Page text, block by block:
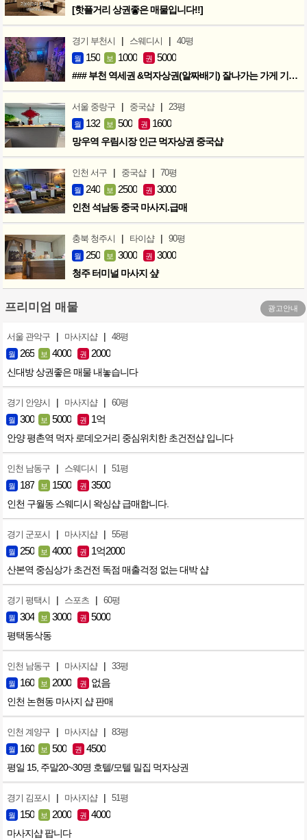
[핫플거리 상권좋은 매물입니다!!]
경기 부천시 | 스웨디시 | 40평
월 150 보 1000 권 5000
### 부천 역세권 &먹자상권(알짜배기) 잘나가는 가게 기회입니다 ###
서울 중랑구 | 중국샵 | 23평
월 132 보 500 권 1600
망우역 우림시장 인근 먹자상권 중국샵
인천 서구 | 중국샵 | 70평
월 240 보 2500 권 3000
인천 석남동 중국 마사지.급매
충북 청주시 | 타이샵 | 90평
월 250 보 3000 권 3000
청주 터미널 마사지 샾
프리미엄 매물 광고안내
서울 관악구 | 마사지샵 | 48평
월 265 보 4000 권 2000
신대방 상권좋은 매물 내놓습니다
경기 안양시 | 마사지샵 | 60평
월 300 보 5000 권 1억
안양 평촌역 먹자 로데오거리 중심위치한 초건전샵 입니다
인천 남동구 | 스웨디시 | 51평
월 187 보 1500 권 3500
인천 구월동 스웨디시 왁싱샵 급매합니다.
경기 군포시 | 마사지샵 | 55평
월 250 보 4000 권 1억2000
산본역 중심상가 초건전 독점 매출걱정 없는 대박 샵
경기 평택시 | 스포츠 | 60평
월 304 보 3000 권 5000
평택동삭동
인천 남동구 | 마사지샵 | 33평
월 160 보 2000 권 없음
인천 논현동 마사지 샵 판매
인천 계양구 | 마사지샵 | 83평
월 160 보 500 권 4500
평일 15, 주말20~30명 호텔/모텔 밀집 먹자상권
경기 김포시 | 마사지샵 | 51평
월 150 보 2000 권 4000
마사지샵 팝니다